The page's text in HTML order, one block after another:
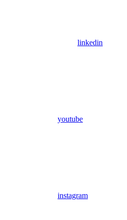
linkedin
youtube
instagram